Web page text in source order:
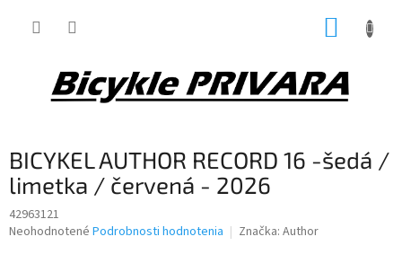
BICYKEL AUTHOR RECORD 16 -šedá /
limetka / červená - 2026
42963121
Priemerné
Neohodnotené Podrobnosti hodnotenia Značka: Author